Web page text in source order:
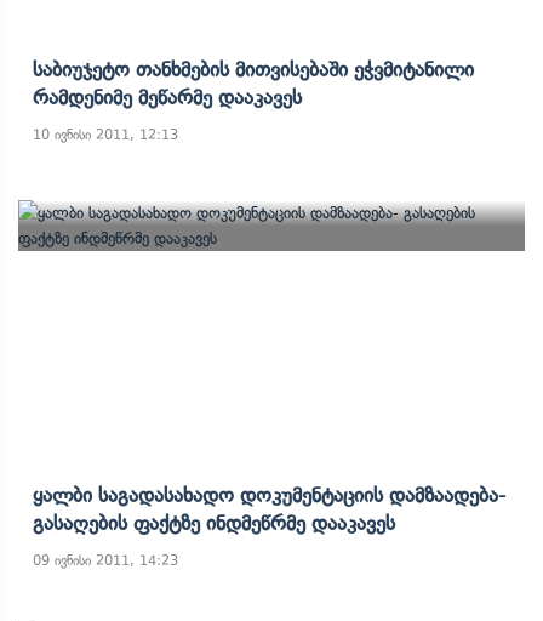
Საბიუჯეტო Თანხმების Მითვისებაში Ეჭვმიტანილი
Რამდენიმე Მეწარმე Დააკავეს
10 ივნისი 2011, 12:13
Ყალბი Საგადასახადო Დოკუმენტაციის Დამზაადება-
Გასაღების Ფაქტზე Ინდმეწრმე Დააკავეს
09 ივნისი 2011, 14:23